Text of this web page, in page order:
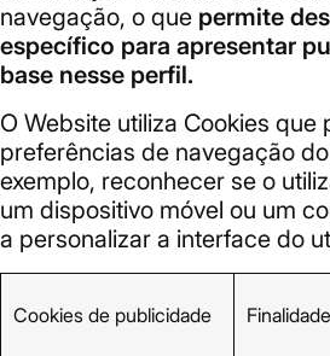
navegação, o que permite
específico para apresentar
base nesse perfil.
O Website utiliza Cookies que
preferências de navegação
exemplo, reconhecer se o
um dispositivo móvel ou um
a personalizar a interface do
Cookies de publicidade Finalidade